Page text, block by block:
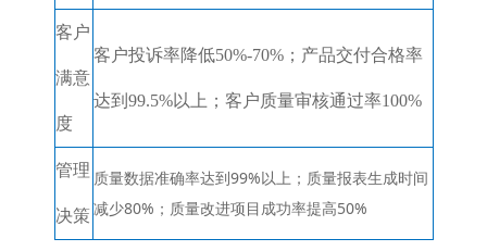
客户
满意
度
客户投诉率降低50%-70%；产品交付合格率
达到99.5%以上；客户质量审核通过率100%
管理
决策
质量数据准确率达到99%以上；质量报表生成时间
减少80%；质量改进项目成功率提高50%